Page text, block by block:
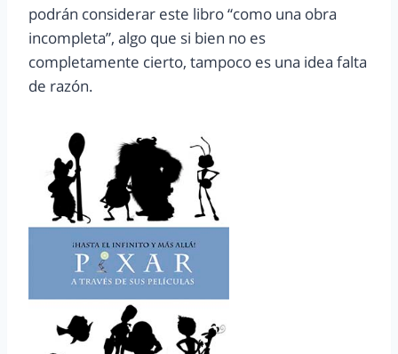
podrán considerar este libro “como una obra
incompleta”, algo que si bien no es
completamente cierto, tampoco es una idea falta
de razón.